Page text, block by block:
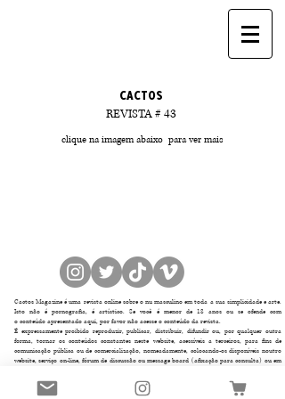
CACTOS
REVISTA # 43
clique na imagem abaixo para ver mais
Cactos Magazine é uma revista online sobre o nu masculino em toda a sua simplicidade e arte.
Isto não é pornografia, é artístico. Se você é menor de 18 anos ou se ofende com
o conteúdo apresentado aqui, por favor não acesse o conteúdo da revista.
É expressamente proibido reproduzir, publicar, distribuir, difundir ou, por qualquer outra
forma, tornar os conteúdos constantes neste website, acessíveis a terceiros, para fins de
comunicação pública ou de comercialização, nomeadamente, colocando-os disponíveis noutro
website, serviço on-line, fórum de discussão ou message board (afixação para consulta) ou em
comunicada para
cactosmagazine@gmail.com.
Termos da Compra:
A revista é 100% digital., cada revista corresponde a uma